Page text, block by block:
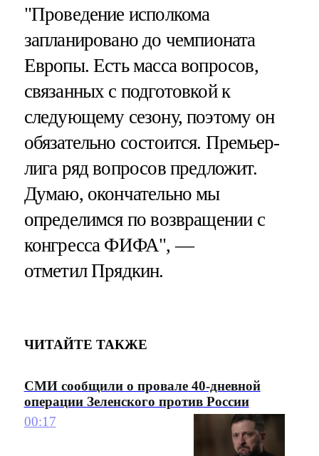
"Проведение исполкома
запланировано до чемпионата
Европы. Есть масса вопросов,
связанных с подготовкой к
следующему сезону, поэтому он
обязательно состоится. Премьер-
лига ряд вопросов предложит.
Думаю, окончательно мы
определимся по возвращении с
конгресса ФИФА", —
отметил Прядкин.
ЧИТАЙТЕ ТАКЖЕ
СМИ сообщили о провале 40-дневной
операции Зеленского против России
00:17